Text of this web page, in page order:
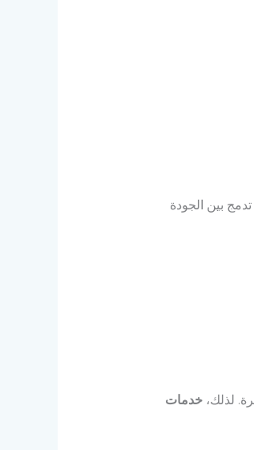
تدمج بين الجودة
لذلك، خدمات